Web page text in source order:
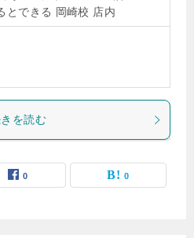
とできる 岡崎校 店内
を読む
0 0